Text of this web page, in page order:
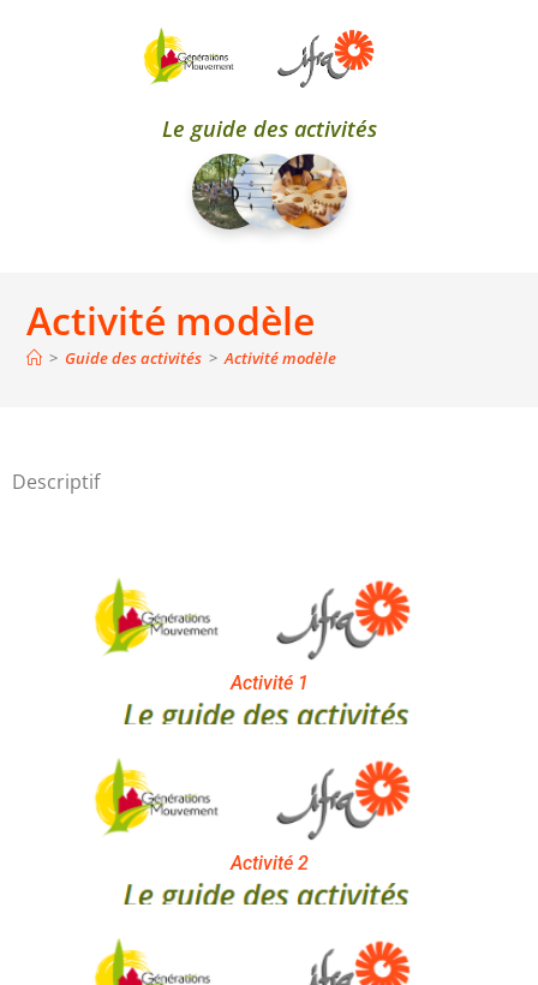
Le guide des activités
Activité modèle
> Guide des activités > Activité modèle
Descriptif
Activité 1
Activité 2